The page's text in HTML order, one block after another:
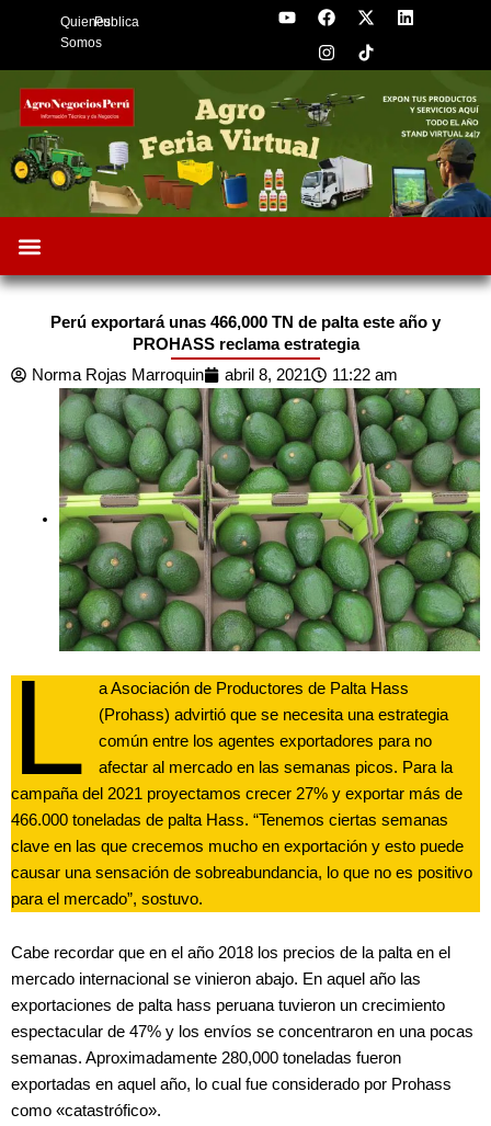
Quienes
Somos
Publica
Y
o
b
e
F
a
c
e
o
o
k
X
-
t
w
t
L
i
d
n
I
n
s
t
g
r
a
Perú exportará unas 466,000 TN de palta este año y
PROHASS reclama estrategia
Norma Rojas Marroquin
abril 8, 2021 11:22 am
L
a Asociación de Productores de Palta Hass
(Prohass) advirtió que se necesita una estrategia
común entre los agentes exportadores para no
afectar al mercado en las semanas picos. Para la
campaña del 2021 proyectamos crecer 27% y exportar más de
466.000 toneladas de palta Hass. “Tenemos ciertas semanas
clave en las que crecemos mucho en exportación y esto puede
causar una sensación de sobreabundancia, lo que no es positivo
para el mercado”, sostuvo.
Cabe recordar que en el año 2018 los precios de la palta en el
mercado internacional se vinieron abajo. En aquel año las
exportaciones de palta hass peruana tuvieron un crecimiento
espectacular de 47% y los envíos se concentraron en una pocas
semanas. Aproximadamente 280,000 toneladas fueron
exportadas en aquel año, lo cual fue considerado por Prohass
como «catastrófico».